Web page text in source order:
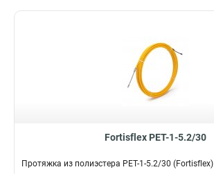
Fortisflex PET-1-5.2/30
Протяжка из полиэстера PET-1-5.2/30 (Fortisflex)